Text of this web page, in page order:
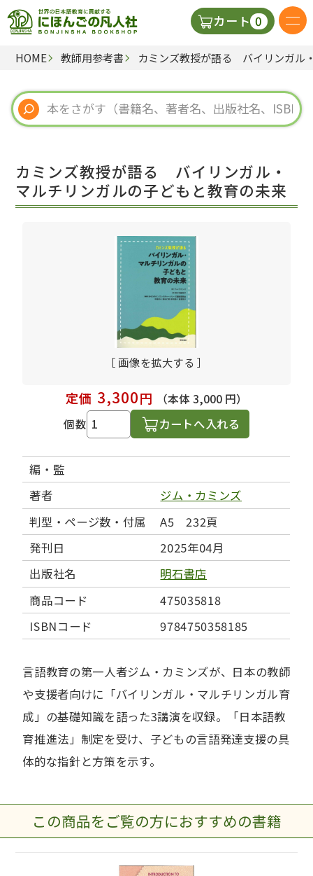
カート 0
日本語の教科書
視聴覚・補助教材
教師用参考書
HOME 教師用参考書 カミンズ教授が語る バイリンガル
カミンズ教授が語る バイリンガル・
マルチリンガルの子どもと教育の未来
［ 画像を拡大する ］
定価 3,300円
（本体 3,000 円）
個数
カートへ入れる
編・監
著者
ジム・カミンズ
判型・ページ数・付属
A5 232頁
発刊日
2025年04月
出版社名
明石書店
商品コード
475035818
ISBNコード
9784750358185
言語教育の第一人者ジム・カミンズが、日本の教師
や支援者向けに「バイリンガル・マルチリンガル育
成」の基礎知識を語った3講演を収録。「日本語教
育推進法」制定を受け、子どもの言語発達支援の具
体的な指針と方策を示す。
この商品をご覧の方におすすめの書籍